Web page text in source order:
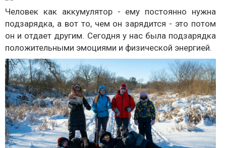
Человек как аккумулятор - ему постоянно нужна
подзарядка, а вот то, чем он зарядится - это потом
он и отдает другим. Сегодня у нас была подзарядка
положительными эмоциями и физической энергией.